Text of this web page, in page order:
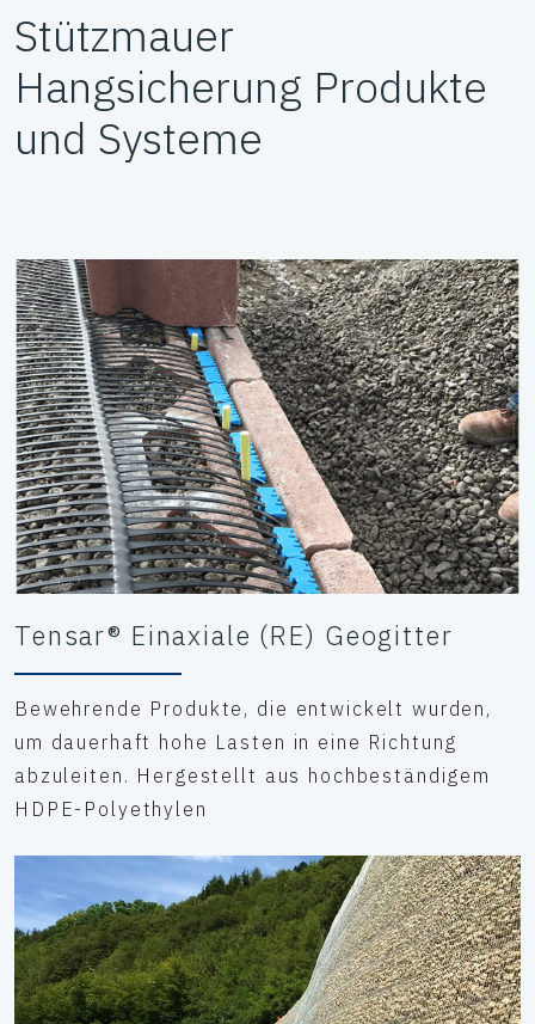
Stützmauer
Hangsicherung Produkte
und Systeme
Tensar® Einaxiale (RE) Geogitter
Bewehrende Produkte, die entwickelt wurden,
um dauerhaft hohe Lasten in eine Richtung
abzuleiten. Hergestellt aus hochbeständigem
HDPE-Polyethylen